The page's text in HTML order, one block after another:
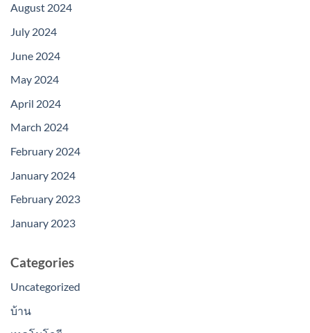
August 2024
July 2024
June 2024
May 2024
April 2024
March 2024
February 2024
January 2024
February 2023
January 2023
Categories
Uncategorized
บ้าน